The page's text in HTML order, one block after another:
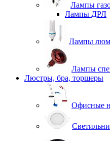
Лампы
Лампы ДРЛ
Лампы
Лампы
Люстры, бра, торшеры
Офисные